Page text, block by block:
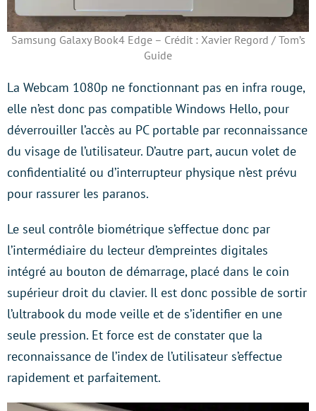
Samsung Galaxy Book4 Edge – Crédit : Xavier Regord / Tom’s
Guide
La Webcam 1080p ne fonctionnant pas en infra rouge,
elle n’est donc pas compatible Windows Hello, pour
déverrouiller l’accès au PC portable par reconnaissance
du visage de l’utilisateur. D’autre part, aucun volet de
confidentialité ou d’interrupteur physique n’est prévu
pour rassurer les paranos.
Le seul contrôle biométrique s’effectue donc par
l’intermédiaire du lecteur d’empreintes digitales
intégré au bouton de démarrage, placé dans le coin
supérieur droit du clavier. Il est donc possible de sortir
l’ultrabook du mode veille et de s’identifier en une
seule pression. Et force est de constater que la
reconnaissance de l’index de l’utilisateur s’effectue
rapidement et parfaitement.